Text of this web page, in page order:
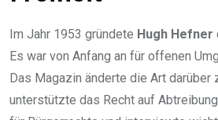
Im Jahr 1953 gründete Hugh Hefner
Es war von Anfang an für offenen
Das Magazin änderte die Art darüber
unterstützte das Recht auf